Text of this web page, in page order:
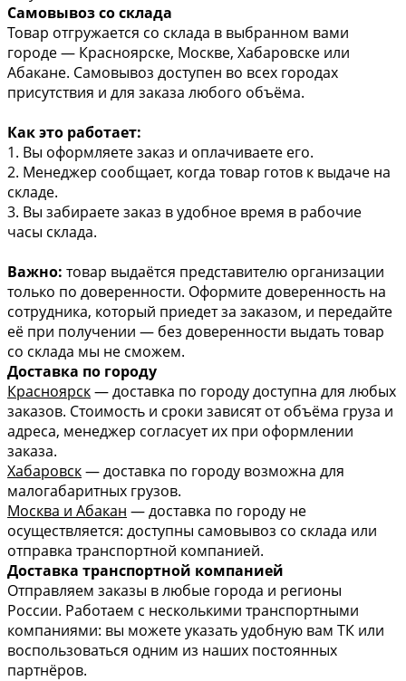
Самовывоз со склада
Товар отгружается со склада в выбранном вами
городе — Красноярске, Москве, Хабаровске или
Абакане. Самовывоз доступен во всех городах
присутствия и для заказа любого объёма.
Как это работает:
1. Вы оформляете заказ и оплачиваете его.
2. Менеджер сообщает, когда товар готов к выдаче на
складе.
3. Вы забираете заказ в удобное время в рабочие
часы склада.
Важно: товар выдаётся представителю организации
только по доверенности. Оформите доверенность на
сотрудника, который приедет за заказом, и передайте
её при получении — без доверенности выдать товар
со склада мы не сможем.
Доставка по городу
Красноярск— доставка по городу доступна для любых
заказов. Стоимость и сроки зависят от объёма груза и
адреса, менеджер согласует их при оформлении
заказа.
Хабаровск— доставка по городу возможна для
малогабаритных грузов.
Москва и Абакан — доставка по городу не
осуществляется: доступны самовывоз со склада или
отправка транспортной компанией.
Доставка транспортной компанией
Отправляем заказы в любые города и регионы
России. Работаем с несколькими транспортными
компаниями: вы можете указать удобную вам ТК или
воспользоваться одним из наших постоянных
партнёров.